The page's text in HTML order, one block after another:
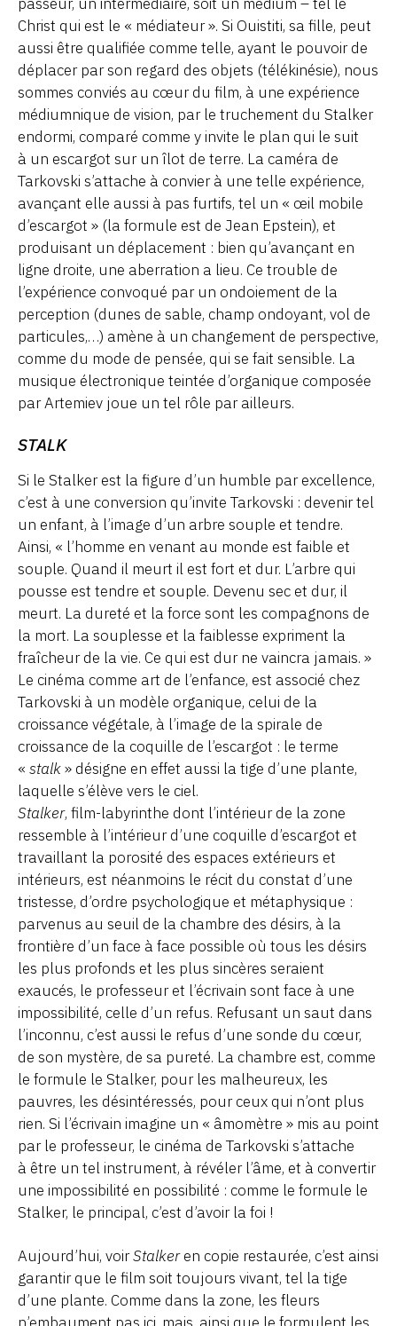
Christ qui est le « médiateur ». Si Ouistiti, sa fille, peut
aussi être qualifiée comme telle, ayant le pouvoir de
déplacer par son regard des objets (télékinésie), nous
sommes conviés au cœur du film, à une expérience
médiumnique de vision, par le truchement du Stalker
endormi, comparé comme y invite le plan qui le suit
à un escargot sur un îlot de terre. La caméra de
Tarkovski s’attache à convier à une telle expérience,
avançant elle aussi à pas furtifs, tel un « œil mobile
d’escargot » (la formule est de Jean Epstein), et
produisant un déplacement : bien qu’avançant en
ligne droite, une aberration a lieu. Ce trouble de
l’expérience convoqué par un ondoiement de la
perception (dunes de sable, champ ondoyant, vol de
particules,…) amène à un changement de perspective,
comme du mode de pensée, qui se fait sensible. La
musique électronique teintée d’organique composée
par Artemiev joue un tel rôle par ailleurs.
STALK
Si le Stalker est la figure d’un humble par excellence,
c’est à une conversion qu’invite Tarkovski : devenir tel
un enfant, à l’image d’un arbre souple et tendre.
Ainsi, « l’homme en venant au monde est faible et
souple. Quand il meurt il est fort et dur. L’arbre qui
pousse est tendre et souple. Devenu sec et dur, il
meurt. La dureté et la force sont les compagnons de
la mort. La souplesse et la faiblesse expriment la
fraîcheur de la vie. Ce qui est dur ne vaincra jamais. »
Le cinéma comme art de l’enfance, est associé chez
Tarkovski à un modèle organique, celui de la
croissance végétale, à l’image de la spirale de
croissance de la coquille de l’escargot : le terme
« stalk» désigne en effet aussi la tige d’une plante,
laquelle s’élève vers le ciel.
Stalker, film-labyrinthe dont l’intérieur de la zone
ressemble à l’intérieur d’une coquille d’escargot et
travaillant la porosité des espaces extérieurs et
intérieurs, est néanmoins le récit du constat d’une
tristesse, d’ordre psychologique et métaphysique :
parvenus au seuil de la chambre des désirs, à la
frontière d’un face à face possible où tous les désirs
les plus profonds et les plus sincères seraient
exaucés, le professeur et l’écrivain sont face à une
impossibilité, celle d’un refus. Refusant un saut dans
l’inconnu, c’est aussi le refus d’une sonde du cœur,
de son mystère, de sa pureté. La chambre est, comme
le formule le Stalker, pour les malheureux, les
pauvres, les désintéressés, pour ceux qui n’ont plus
rien. Si l’écrivain imagine un « âmomètre » mis au point
par le professeur, le cinéma de Tarkovski s’attache
à être un tel instrument, à révéler l’âme, et à convertir
une impossibilité en possibilité : comme le formule le
Stalker, le principal, c’est d’avoir la foi !
Aujourd’hui, voirStalkeren copie restaurée, c’est ainsi
garantir que le film soit toujours vivant, tel la tige
d’une plante. Comme dans la zone, les fleurs
n’embaument pas ici, mais, ainsi que le formulent les